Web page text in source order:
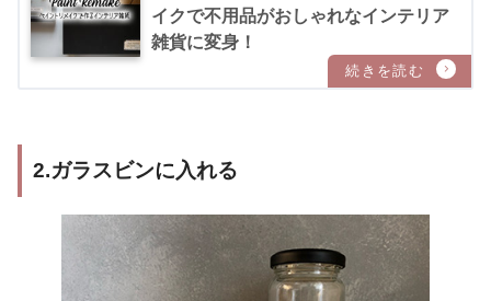
イクで不用品がおしゃれなインテリア
雑貨に変身！
2.ガラスビンに入れる